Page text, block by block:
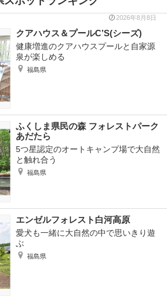
2026年8月8日
クアハウス＆プールC’S(シーズ)
健康増進のクアハウスプールと自家源
泉が楽しめる
福島県
ふくしま県民の森 フォレストパーク
あだたら
5つ星認定のオートキャンプ場で大自然
と触れ合う
福島県
エンゼルフォレスト白河高原
愛犬も一緒に大自然の中で思いきり遊
ぶ
福島県